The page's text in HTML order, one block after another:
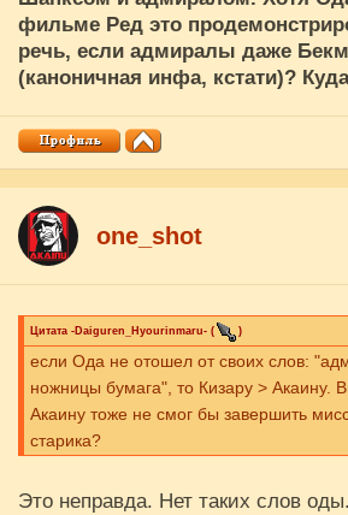
фильме Ред это
речь, если адмиралы даже
(каноничная инфа, кстати)?
one_shot
Цитата -Daiguren_Hyourinmaru- ( )
если Ода не отошел от своих слов:
ножницы бумага", то Кизару > Акаину.
Акаину тоже не смог бы завершить
старика?
Это неправда. Нет таких слов